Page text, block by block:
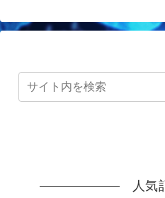
人気